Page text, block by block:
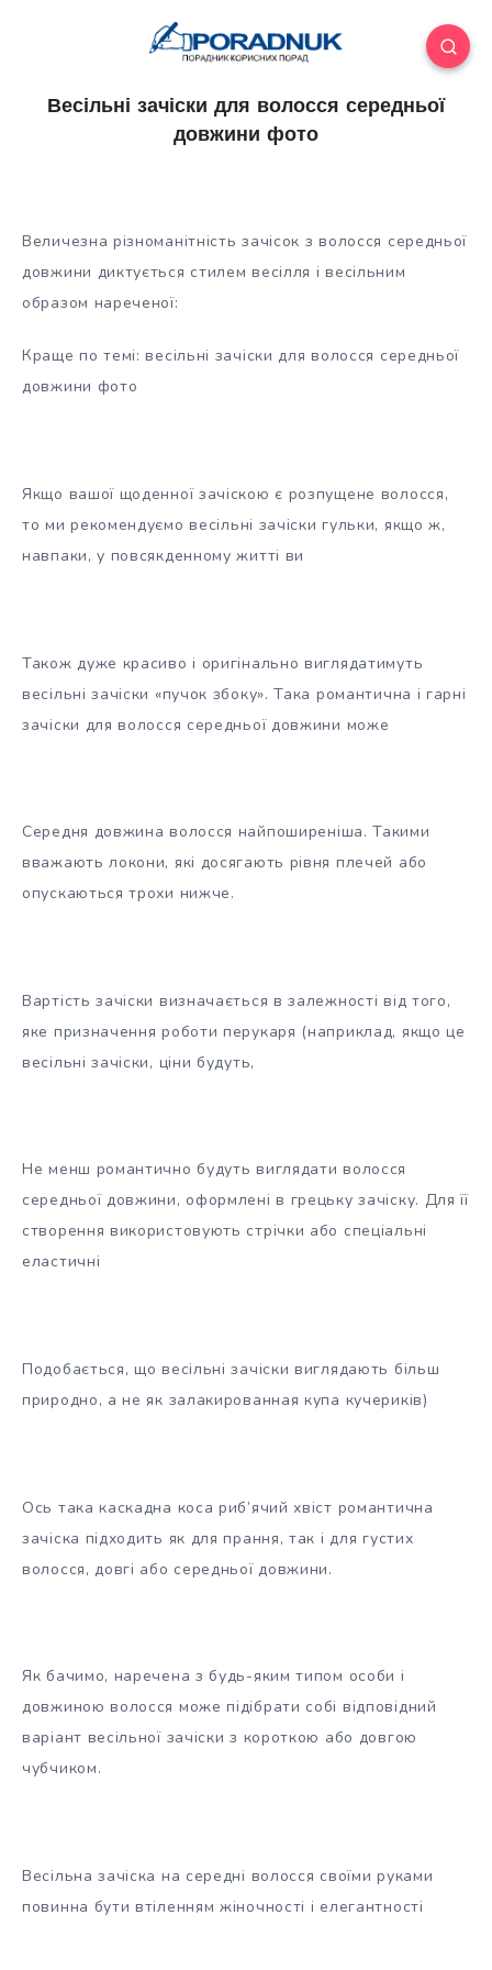
Весільні зачіски для волосся середньої
довжини фото
Величезна різноманітність зачісок з волосся середньої
довжини диктується стилем весілля і весільним
образом нареченої:
Краще по темі: весільні зачіски для волосся середньої
довжини фото
Якщо вашої щоденної зачіскою є розпущене волосся,
то ми рекомендуємовесільні зачіски гульки, якщо ж,
навпаки, у повсякденному житті ви
Також дуже красиво і оригінально виглядатимуть
весільні зачіски «пучок збоку». Така романтична і гарні
зачіски для волосся середньої довжини може
Середня довжина волосся найпоширеніша. Такими
вважають локони, які досягають рівня плечей або
опускаються трохи нижче.
Вартість зачіски визначається в залежності від того,
яке призначення роботи перукаря (наприклад, якщо це
весільні зачіски, ціни будуть,
Не менш романтично будуть виглядати волосся
середньої довжини, оформлені в грецьку зачіску. Для її
створення використовують стрічки або спеціальні
еластичні
Подобається, що весільні зачіски виглядають більш
природно, а не як залакированная купа кучериків)
Ось така каскадна коса риб’ячий хвіст романтична
зачіска підходить як для прання, так і для густих
волосся, довгі або середньої довжини.
Як бачимо, наречена з будь-яким типом особи і
довжиною волосся може підібрати собі відповідний
варіант весільної зачіски з короткою або довгою
чубчиком.
Весільна зачіска на середні волосся своїми руками
повинна бути втіленням жіночності і елегантності